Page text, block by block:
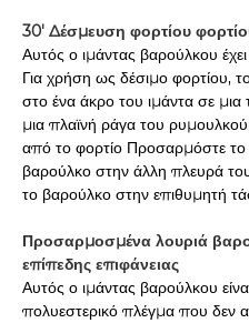
30' Δέσμευση φορτίου
Αυτός ο ιμάντας βαρούλκου
Για χρήση ως δέσιμο φορτίου,
στο ένα άκρο του ιμάντα σε
μια πλαϊνή ράγα του
από το φορτίο Προσαρμόστε
βαρούλκο στην άλλη πλευρά
το βαρούλκο στην επιθυμητή
Προσαρμοσμένα λουριά
επίπεδης επιφάνειας
Αυτός ο ιμάντας βαρούλκου
πολυεστερικό πλέγμα που δεν